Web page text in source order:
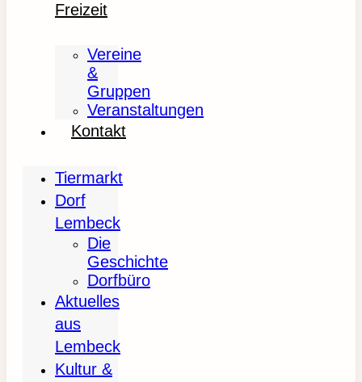
Freizeit
Vereine
&
Gruppen
Veranstaltungen
Kontakt
Tiermarkt
Dorf
Lembeck
Die
Geschichte
Dorfbüro
Aktuelles
aus
Lembeck
Kultur &